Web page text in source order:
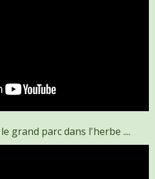
grand parc dans l'herbe ....